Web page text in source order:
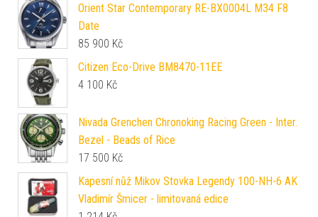
Orient Star Contemporary RE-BX0004L M34 F8
Date
85 900 Kč
Citizen Eco-Drive BM8470-11EE
4 100 Kč
Nivada Grenchen Chronoking Racing Green - Inter.
Bezel - Beads of Rice
17 500 Kč
Kapesní nůž Mikov Stovka Legendy 100-NH-6 AK
Vladimír Šmicer - limitovaná edice